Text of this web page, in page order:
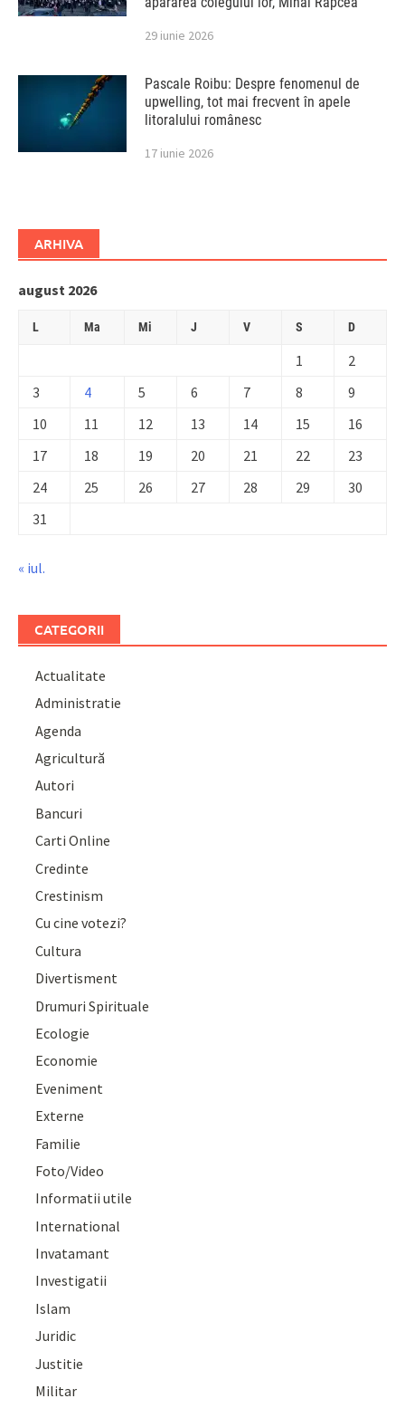
29 iunie 2026
Pascale Roibu: Despre fenomenul de
upwelling, tot mai frecvent în apele
litoralului românesc
17 iunie 2026
ARHIVA
august 2026
L Ma Mi J V S D
1
2
3
4 5 6 7 8
9
10
11 12 13 14 15
16
17
18 19 20 21 22
23
24
25 26 27 28 29
30
31
« iul.
CATEGORII
Actualitate
Administratie
Agenda
Agricultură
Autori
Bancuri
Carti Online
Credinte
Crestinism
Cu cine votezi?
Cultura
Divertisment
Drumuri Spirituale
Ecologie
Economie
Eveniment
Externe
Familie
Foto/Video
Informatii utile
International
Invatamant
Investigatii
Islam
Juridic
Justitie
Militar